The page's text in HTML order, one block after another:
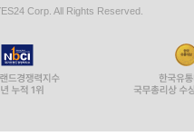
Corp. All Rights Reserved.